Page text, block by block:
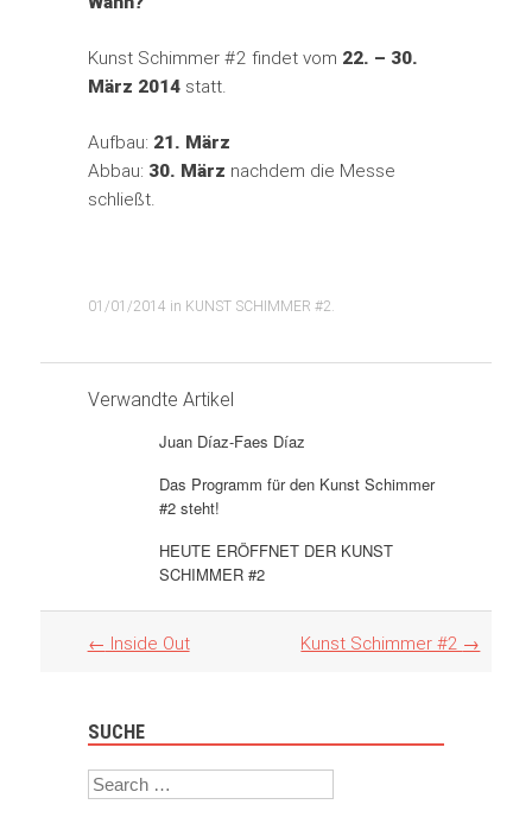
Kunst Schimmer #2 findet vom 22. – 30.
März 2014statt.
Aufbau: 21. März
Abbau: 30. März nachdem die Messe
schließt.
01/01/2014 in KUNST SCHIMMER #2
Verwandte Artikel
Juan Díaz-Faes Díaz
Das Programm für den Kunst Schimmer
#2 steht!
HEUTE ERÖFFNET DER KUNST
SCHIMMER #2
Artikel
← Inside Out Kunst Schimmer #2 →
SUCHE
Search